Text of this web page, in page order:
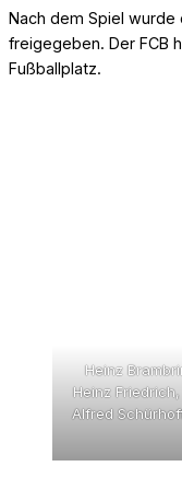
Nach dem Spiel wurde
freigegeben. Der FCB
Fußballplatz.
Heinz
Heinz
Alfred